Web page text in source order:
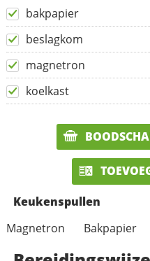
bakpapier
beslagkom
magnetron
koelkast
Keukenspullen
Magnetron
Bakpapier